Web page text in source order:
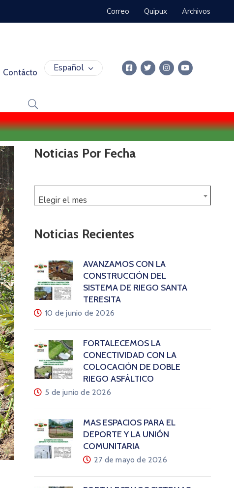
Correo Quipux Archivos
Contácto Español
Noticias Por Fecha
Elegir el mes
Noticias Recientes
AVANZAMOS CON LA
CONSTRUCCIÓN DEL
SISTEMA DE RIEGO SANTA
TERESITA
10 de junio de 2026
FORTALECEMOS LA
CONECTIVIDAD CON LA
COLOCACIÓN DE DOBLE
RIEGO ASFÁLTICO
5 de junio de 2026
MÁS ESPACIOS PARA EL
DEPORTE Y LA UNIÓN
COMUNITARIA
27 de mayo de 2026